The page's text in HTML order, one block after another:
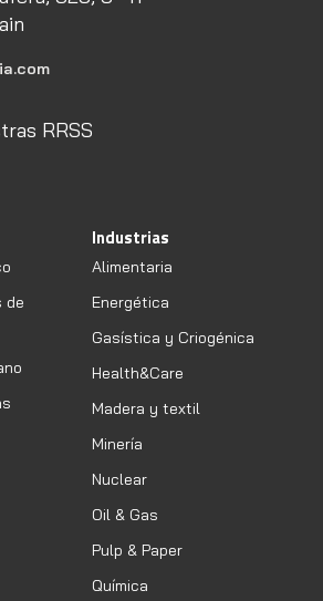
RRSS
de
Industrias
Alimentaria
Energética
Gasística y Criogénica
Health&Care
Madera y textil
Minería
Nuclear
Oil & Gas
Pulp & Paper
Química